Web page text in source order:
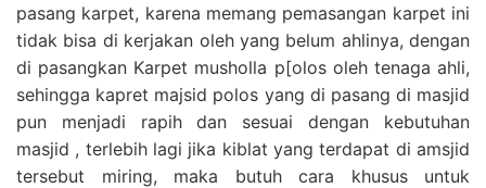
pasang karpet, karena memang pemasangan karpet ini
tidak bisa di kerjakan oleh yang belum ahlinya, dengan
di pasangkan Karpet musholla p[olos oleh tenaga ahli,
sehingga kapret majsid polos yang di pasang di masjid
pun menjadi rapih dan sesuai dengan kebutuhan
masjid , terlebih lagi jika kiblat yang terdapat di amsjid
tersebut miring, maka butuh cara khusus untuk